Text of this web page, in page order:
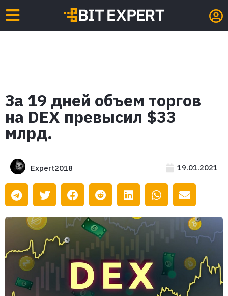
За 19 дней объем торгов
на DEX превысил $33
млрд.
Expert2018 19.01.2021